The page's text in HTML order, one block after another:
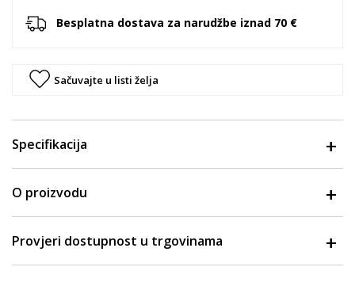
Besplatna dostava za narudžbe iznad 70 €
Sačuvajte u listi želja
Specifikacija
O proizvodu
Provjeri dostupnost u trgovinama